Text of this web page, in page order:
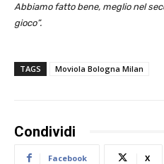
Abbiamo fatto bene, meglio nel
gioco”.
TAGS Moviola Bologna Milan
Condividi
Facebook X